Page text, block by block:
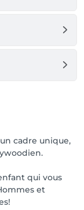
cadre unique,
qui vous
et